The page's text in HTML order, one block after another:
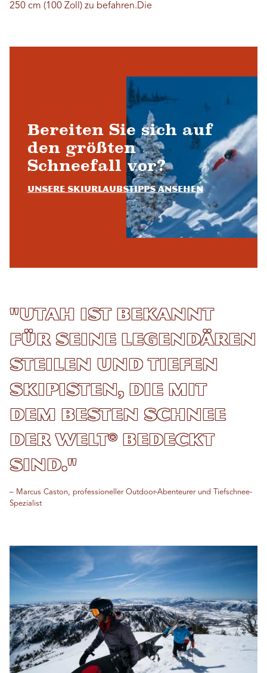
250 cm (100 Zoll) zu befahren.Die
Bereiten Sie sich auf
den größten
Schneefall vor?
Unsere Skiurlaubstipps ansehen
"Utah ist bekannt
für seine legendären
steilen und tiefen
Skipisten, die mit
dem besten Schnee
der Welt® bedeckt
sind."
– Marcus Caston, professioneller Outdoor-Abenteurer und Tiefschnee-
Spezialist